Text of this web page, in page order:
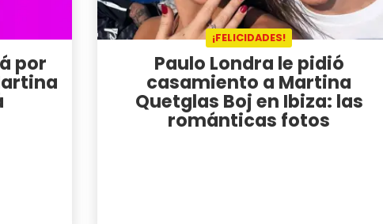
por
¡FELICIDADES!
Paulo Londra le pidió
casamiento a Martina
Quetglas Boj en Ibiza: las
románticas fotos